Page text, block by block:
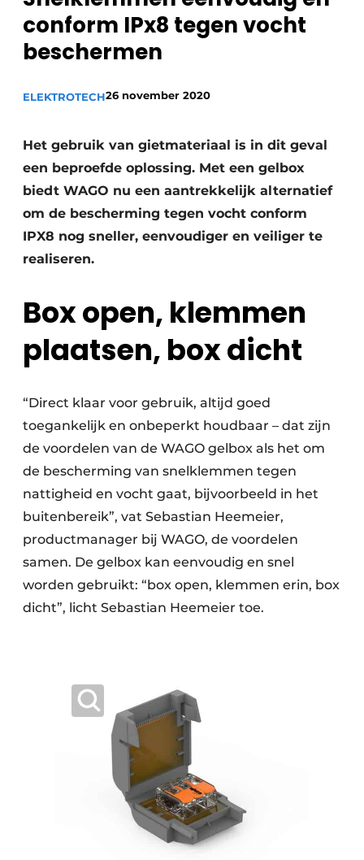
Vacature aanmelden
Vacatures
Sanitair
Binnenklimaat
Ventilatie
Warmtepompen
conform IPx8 tegen vocht
beschermen
ELEKTROTECH26 november 2020
Het gebruik van gietmateriaal is in dit geval
een beproefde oplossing. Met een gelbox
biedt WAGO nu een aantrekkelijk alternatief
om de bescherming tegen vocht conform
IPX8 nog sneller, eenvoudiger en veiliger te
realiseren.
Box open, klemmen
plaatsen, box dicht
“Direct klaar voor gebruik, altijd goed
toegankelijk en onbeperkt houdbaar – dat zijn
de voordelen van de WAGO gelbox als het om
de bescherming van snelklemmen tegen
nattigheid en vocht gaat, bijvoorbeeld in het
buitenbereik”, vat Sebastian Heemeier,
productmanager bij WAGO, de voordelen
samen. De gelbox kan eenvoudig en snel
worden gebruikt: “box open, klemmen erin, box
dicht”, licht Sebastian Heemeier toe.